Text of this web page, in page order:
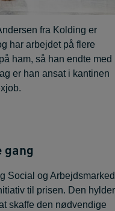
fra Kolding er
har arbejdet på flere
ham, så han endte med
er han ansat i kantinen
gang
Social og Arbejdsmarked
til prisen. Den hylder
skaffe den nødvendige